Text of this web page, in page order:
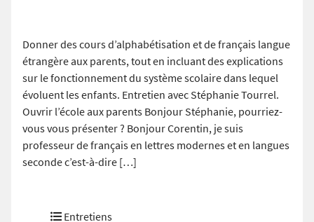
Donner des cours d’alphabétisation et de français langue
étrangère aux parents, tout en incluant des explications
sur le fonctionnement du système scolaire dans lequel
évoluent les enfants. Entretien avec Stéphanie Tourrel.
Ouvrir l’école aux parents Bonjour Stéphanie, pourriez-
vous vous présenter ? Bonjour Corentin, je suis
professeur de français en lettres modernes et en langues
seconde c’est-à-dire […]
Entretiens